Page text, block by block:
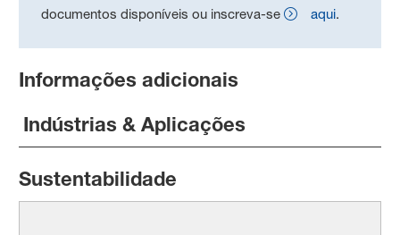
documentos disponíveis ou inscreva-se
aqui.
Informações adicionais
Indústrias & Aplicações
Sustentabilidade